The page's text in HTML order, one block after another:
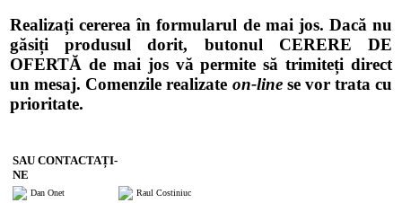
Realizați cererea în formularul de mai jos. Dacă nu
găsiți produsul dorit, butonul CERERE DE
OFERTĂ de mai jos vă permite să trimiteți direct
un mesaj. Comenzile realizate on-linese vor trata cu
prioritate.
SAU CONTACTAȚI-
NE
Dan Onet
Raul Costiniuc